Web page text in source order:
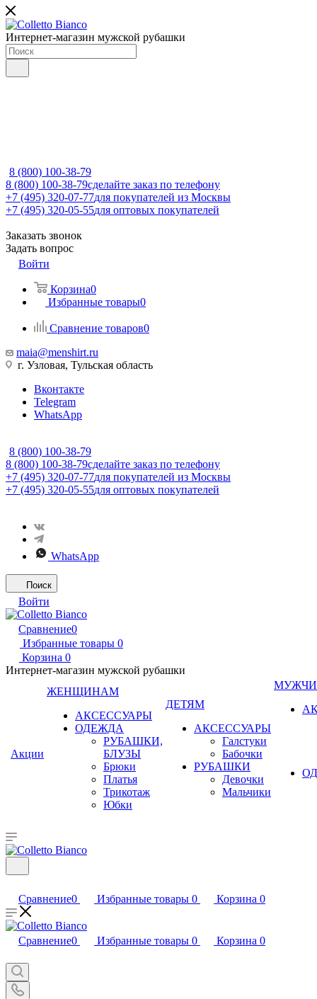
Интернет-магазин мужской рубашки
8 (800) 100-38-79
8 (800) 100-38-79сделайте заказ по телефону
+7 (495) 320-07-77для покупателей из Москвы
+7 (495) 320-05-55для оптовых покупателей
Заказать звонок
Задать вопрос
Войти
Корзина0
Избранные товары0
Сравнение товаров0
maia@menshirt.ru
г. Узловая, Тульская область
Вконтакте
Telegram
WhatsApp
8 (800) 100-38-79
8 (800) 100-38-79сделайте заказ по телефону
+7 (495) 320-07-77для покупателей из Москвы
+7 (495) 320-05-55для оптовых покупателей
WhatsApp
Поиск
Войти
Сравнение0
Избранные товары 0
Корзина 0
Интернет-магазин мужской рубашки
Акции
ЖЕНЩИНАМ
АКСЕССУАРЫ
ОДЕЖДА
РУБАШКИ,
БЛУЗЫ
Брюки
Платья
Трикотаж
Юбки
ДЕТЯМ
АКСЕССУАРЫ
Галстуки
Бабочки
РУБАШКИ
Девочки
Мальчики
Сравнение0 Избранные товары 0 Корзина 0
Сравнение0 Избранные товары 0 Корзина 0